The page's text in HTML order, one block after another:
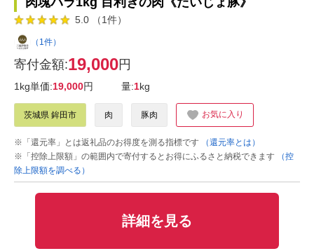
5.0 （1件）
（1件）
寄付金額:19,000円
1kg単価:19,000円 量:1kg
茨城県 鉾田市 肉 豚肉 お気に入り
※「還元率」とは返礼品のお得度を測る指標です
（還元率とは）
※「控除上限額」の範囲内で寄付するとお得にふるさと納税できます
（控
除上限額を調べる）
詳細を見る